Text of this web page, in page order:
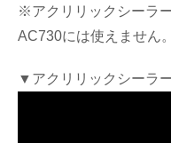
※アクリリックシーラ
AC730には使えません。
▼アクリリックシーラ